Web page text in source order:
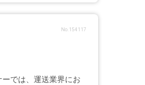
No.154117
では、運送業界にお